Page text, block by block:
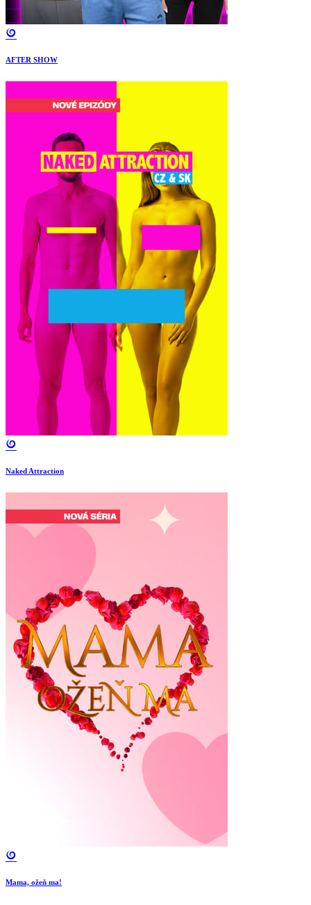
AFTER SHOW
Naked Attraction
Mama, ožeň ma!